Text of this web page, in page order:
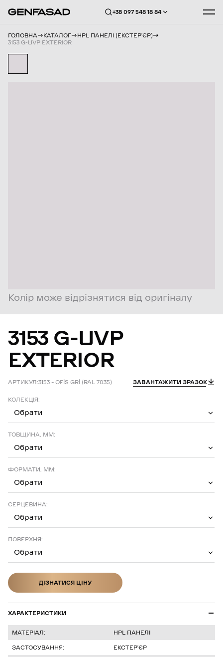
+38 097 548 18 84
ГОЛОВНА КАТАЛОГ
HPL ПАНЕЛІ (ЕКСТЕРʼЄР)
3153 G-UVP EXTERIOR
Колір може відрізнятися від оригіналу
3153 G-UVP
EXTERIOR
АРТИКУЛ:3153 – OFİS GRİ (RAL 7035) ЗАВАНТАЖИТИ ЗРАЗОК
КОЛЕКЦІЯ:
Обрати
ТОВЩИНА, ММ:
Обрати
ФОРМАТИ, ММ:
Обрати
СЕРЦЕВИНА:
Обрати
ПОВЕРХНЯ:
Обрати
ДІЗНАТИСЯ ЦІНУ
ХАРАКТЕРИСТИКИ
МАТЕРІАЛ:
HPL ПАНЕЛІ
ЗАСТОСУВАННЯ:
ЕКСТЕРʼЄР